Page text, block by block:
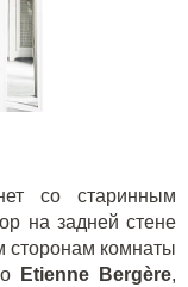
со старинным
на задней стене
сторонам комнаты
Etienne Bergère,